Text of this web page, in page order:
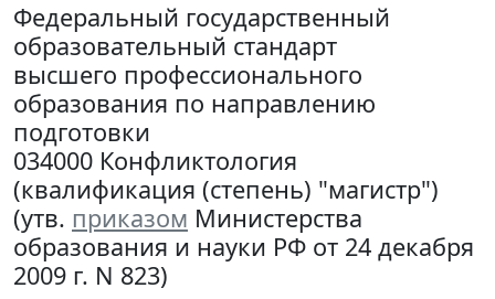
Федеральный государственный
образовательный стандарт
высшего профессионального
образования по направлению
подготовки
034000 Конфликтология
(квалификация (степень) "магистр")
(утв. приказом Министерства
образования и науки РФ от 24 декабря
2009 г. N 823)